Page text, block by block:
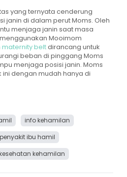
yang ternyata cenderung
janin di dalam perut Moms. Oleh
menjaga janin saat masa
Mooimom
beltdirancang untuk
beban di pinggang Moms
menjaga posisi janin. Moms
dengan mudah hanya di
info kehamilan
penyakit ibu hamil
kehamilan